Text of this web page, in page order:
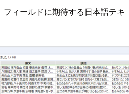
ィールドに期待する日本語テキ